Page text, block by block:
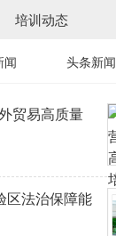
培训动态
闻 头条新闻
贸易高质量
区法治保障能